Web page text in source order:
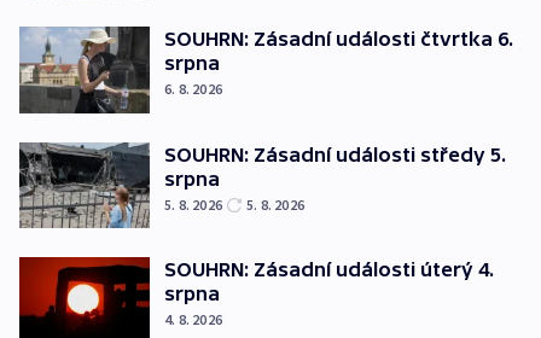
SOUHRN: Zásadní události čtvrtka 6.
srpna
6. 8. 2026
SOUHRN: Zásadní události středy 5.
srpna
5. 8. 2026 5. 8. 2026
SOUHRN: Zásadní události úterý 4.
srpna
4. 8. 2026